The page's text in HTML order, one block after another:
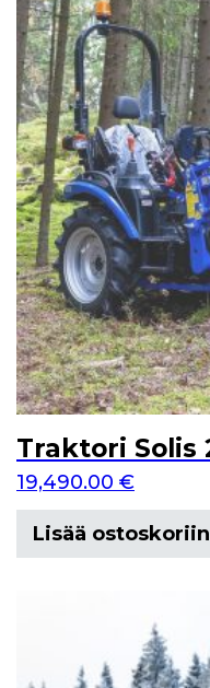
Traktori Solis
19,490.00 €
Lisää ostoskoriin